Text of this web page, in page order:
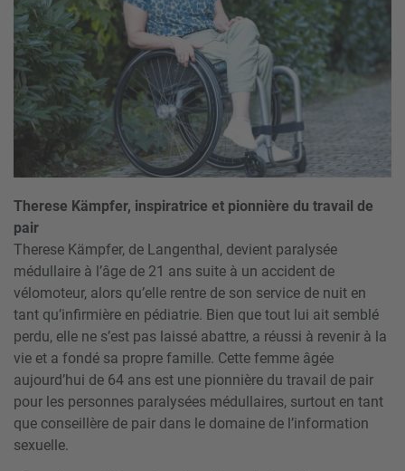
Therese Kämpfer, inspiratrice et pionnière du travail de
pair
Therese Kämpfer, de Langenthal, devient paralysée
médullaire à l’âge de 21 ans suite à un accident de
vélomoteur, alors qu’elle rentre de son service de nuit en
tant qu’infirmière en pédiatrie. Bien que tout lui ait semblé
perdu, elle ne s’est pas laissé abattre, a réussi à revenir à la
vie et a fondé sa propre famille. Cette femme âgée
aujourd’hui de 64 ans est une pionnière du travail de pair
pour les personnes paralysées médullaires, surtout en tant
que conseillère de pair dans le domaine de l’information
sexuelle.